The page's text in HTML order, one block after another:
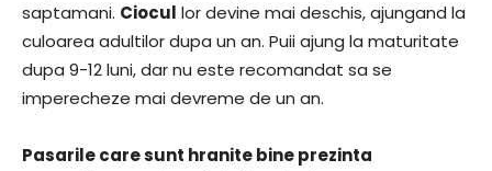
saptamani. Ciocul lor devine mai deschis, ajungand la
culoarea adultilor dupa un an. Puii ajung la maturitate
dupa 9-12 luni, dar nu este recomandat sa se
imperecheze mai devreme de un an.
Pasarile care sunt hranite bine prezinta